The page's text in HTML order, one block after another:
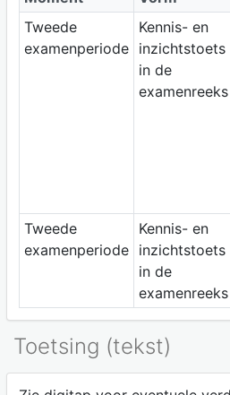
Tweede
examenperiode
Kennis- en
inzichtstoets
in de
examenreeks
Tweede
examenperiode
Kennis- en
inzichtstoets
in de
examenreeks
Toetsing (tekst)